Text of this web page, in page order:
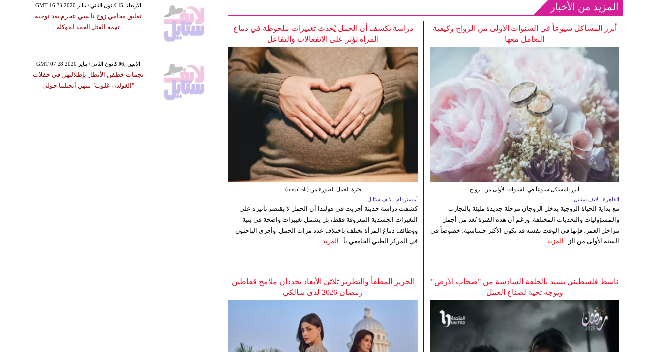
المزيد من الأخبار
دراسة تكشف أن الحمل يُحدث تغييرات ملحوظة في دماغ
المرأة تؤثر على الانفعالات والتفاعل
فترة الحمل الصورة من (unsplash)
أمستردام - لايف ستايل
كشفت دراسة حديثة أجريت في هولندا أن الحمل لا يقتصر تأثيره على
التغيرات الجسدية المعروفة فقط، بل يشمل تغييرات واضحة في بنية
ووظائف دماغ المرأة تختلف باختلاف عدد مرات الحمل. وأجرى الباحثون
في المركز الطبي الجامعي بأ... المزيد
أبرز المشاكل شيوعاً في السنوات الأولى من الزواج وكيفية
التعامل معها
أبرز المشاكل شيوعاً في السنوات الأولى من الزواج
القاهرة - لايف ستايل
مع بداية الحياة الزوجية يدخل الزوجان مرحلة جديدة مليئة بالتجارب
والمسؤوليات والتحديات المختلفة. ورغم أن هذه الفترة تُعد من أجمل
مراحل العمر، فإنها في الوقت نفسه قد تكون الأكثر حساسية، خصوصاً في
السنة الأولى من الز... المزيد
الحرير المطفأ والتطريز ثلاثي الأبعاد يحددان ملامح قفاطين
رمضان 2026 لدى شالكي
ناشط فلسطيني يشيد بالحلقة السادسة من "صحاب الأرض"
ويوجه تحية لصناع العمل
GMT 16:33 2020 الأربعاء ,15 كانون الثاني / يناير
تعليق محامي زوج نانسي عجرم بعد توجيه
تهمة القتل العمد لموكله
GMT 07:28 2020 الإثنين ,06 كانون الثاني / يناير
نجمات خطفن الأنظار بإطلالتهن في حفلات
"الغولدن غلوب" منهن أنجيلينا جولي